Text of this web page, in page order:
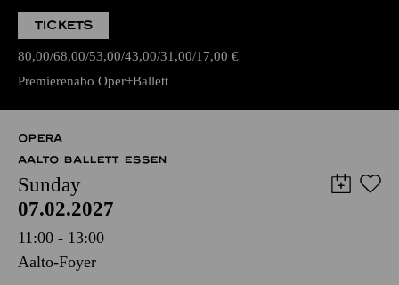
TICKETS
80,00 68,00 53,00 43,00 31,00 17,00 €
Premierenabo Oper+Ballett
OPERA
AALTO BALLETT ESSEN
Sunday
07.02.2027
11:00 - 13:00
Aalto-Foyer